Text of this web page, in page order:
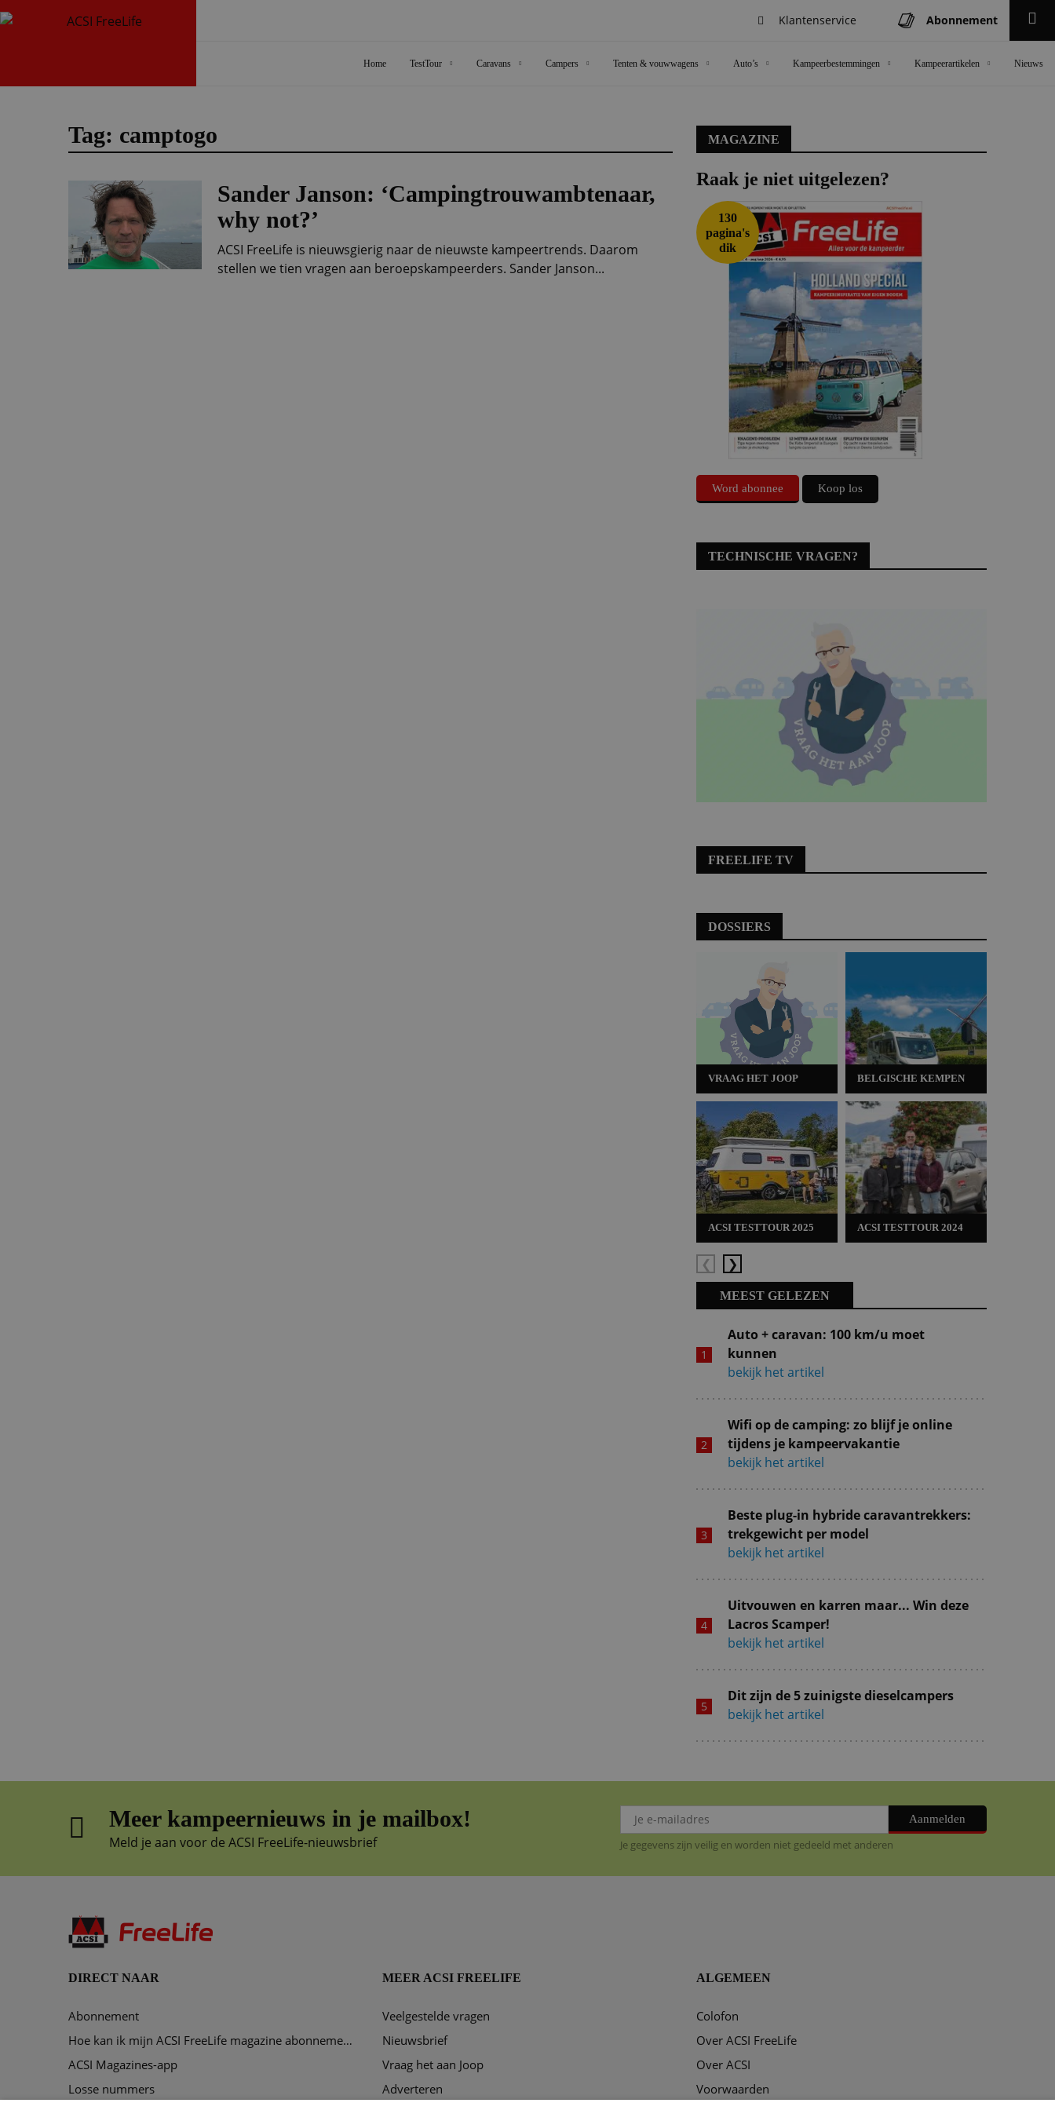
Klantenservice Abonnement
Home TestTour Caravans Campers Tenten & vouwwagens Auto’s Kampeerbestemmingen Kampeerartikelen Nieuws
Tag: camptogo
Sander Janson: ‘Campingtrouwambtenaar,
why not?’
ACSI FreeLife is nieuwsgierig naar de nieuwste kampeertrends. Daarom
stellen we tien vragen aan beroepskampeerders. Sander Janson...
MAGAZINE
Raak je niet uitgelezen?
130
pagina's
dik
Word abonnee Koop los
TECHNISCHE VRAGEN?
FREELIFE TV
DOSSIERS
VRAAG HET JOOP
ACSI TESTTOUR 2025
BELGISCHE KEMPEN
ACSI TESTTOUR 2024
VorigeVolgende
MEEST GELEZEN
Auto + caravan: 100 km/u moet
kunnen
bekijk het artikel
Wifi op de camping: zo blijf je online
tijdens je kampeervakantie
bekijk het artikel
Beste plug-in hybride caravantrekkers:
trekgewicht per model
bekijk het artikel
Uitvouwen en karren maar... Win deze
Lacros Scamper!
bekijk het artikel
Dit zijn de 5 zuinigste dieselcampers
bekijk het artikel
Meer kampeernieuws in je mailbox!
Meld je aan voor de ACSI FreeLife-nieuwsbrief
Aanmelden
Je gegevens zijn veilig en worden niet gedeeld met anderen
DIRECT NAAR
Abonnement
Hoe kan ik mijn ACSI FreeLife magazine abonnement opzeggen?
ACSI Magazines-app
Losse nummers
MEER ACSI FREELIFE
Veelgestelde vragen
Nieuwsbrief
Vraag het aan Joop
Adverteren
ALGEMEEN
Colofon
Over ACSI FreeLife
Over ACSI
Voorwaarden